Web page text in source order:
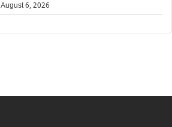
August 6, 2026